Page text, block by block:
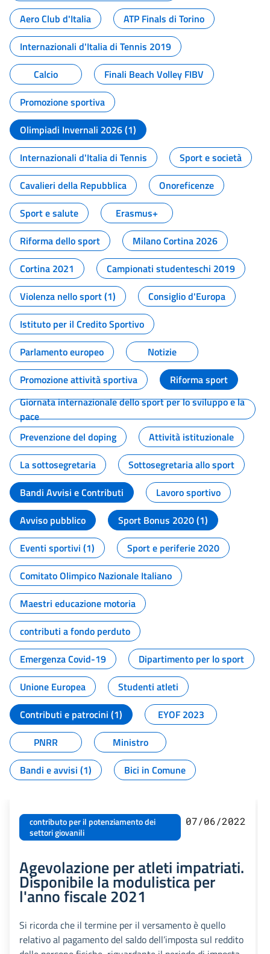
Aero Club d'Italia
ATP Finals di Torino
Internazionali d'Italia di Tennis 2019
Calcio
Finali Beach Volley FIBV
Promozione sportiva
Olimpiadi Invernali 2026 (1)
Internazionali d'Italia di Tennis
Sport e società
Cavalieri della Repubblica
Onoreficenze
Sport e salute
Erasmus+
Riforma dello sport
Milano Cortina 2026
Cortina 2021
Campionati studenteschi 2019
Violenza nello sport (1)
Consiglio d'Europa
Istituto per il Credito Sportivo
Parlamento europeo
Notizie
Promozione attività sportiva
Riforma sport
Giornata internazionale dello sport per lo sviluppo e la
pace
Prevenzione del doping
Attività istituzionale
La sottosegretaria
Sottosegretaria allo sport
Bandi Avvisi e Contributi
Lavoro sportivo
Avviso pubblico
Sport Bonus 2020 (1)
Eventi sportivi (1)
Sport e periferie 2020
Comitato Olimpico Nazionale Italiano
Maestri educazione motoria
contributi a fondo perduto
Emergenza Covid-19
Dipartimento per lo sport
Unione Europea
Studenti atleti
Contributi e patrocini (1)
EYOF 2023
PNRR
Ministro
Bandi e avvisi (1)
Bici in Comune
contributo per il potenziamento dei
settori giovanili
07/06/2022
Agevolazione per atleti impatriati.
Disponibile la modulistica per
l'anno fiscale 2021
Si ricorda che il termine per il versamento è quello
relativo al pagamento del saldo dell’imposta sul reddito